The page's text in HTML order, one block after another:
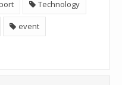
Technology
event